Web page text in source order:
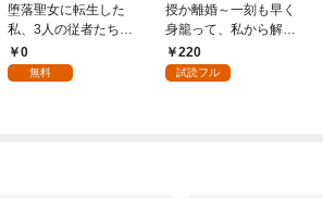
堕落聖女に転生した
私、3人の従者たちに
抱かれて困ってます 第
1話
0
無料
授か離婚～一刻も早く
身籠って、私から解放
してさしあげます！1
220
試読フル